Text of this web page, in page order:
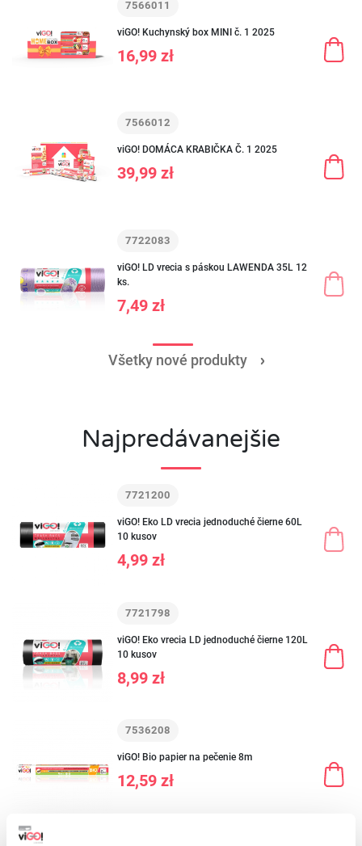
7566011
viGO! Kuchynský box MINI č. 1 2025
16,99 zł
7566012
viGO! DOMÁCA KRABIČKA Č. 1 2025
39,99 zł
7722083
viGO! LD vrecia s páskou LAWENDA 35L 12
ks.
7,49 zł
Všetky nové produkty
Najpredávanejšie
7721200
viGO! Eko LD vrecia jednoduché čierne 60L
10 kusov
4,99 zł
7721798
viGO! Eko vrecia LD jednoduché čierne 120L
10 kusov
8,99 zł
7536208
viGO! Bio papier na pečenie 8m
12,59 zł